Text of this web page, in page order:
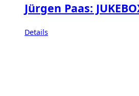
Jürgen Paas:
Details